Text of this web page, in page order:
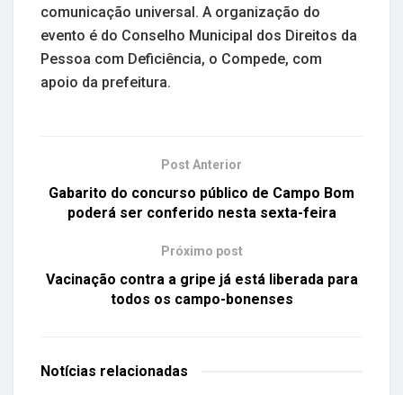
comunicação universal. A organização do
evento é do Conselho Municipal dos Direitos da
Pessoa com Deficiência, o Compede, com
apoio da prefeitura.
Post Anterior
Gabarito do concurso público de Campo Bom
poderá ser conferido nesta sexta-feira
Próximo post
Vacinação contra a gripe já está liberada para
todos os campo-bonenses
Notícias relacionadas